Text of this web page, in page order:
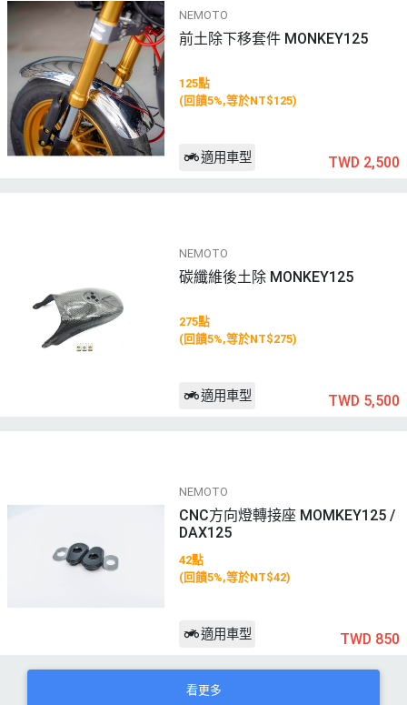
NEMOTO
前土除下移套件 MONKEY125
125點
(回饋5%,等於NT$125)
適用車型 TWD 2,500
NEMOTO
碳纖維後土除 MONKEY125
275點
(回饋5%,等於NT$275)
適用車型 TWD 5,500
NEMOTO
CNC方向燈轉接座 MOMKEY125 /
DAX125
42點
(回饋5%,等於NT$42)
適用車型 TWD 850
看更多